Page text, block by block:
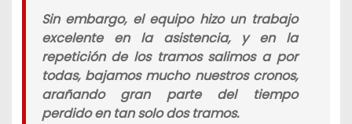
Sin embargo, el equipo hizo un trabajo
excelente en la asistencia, y en la
repetición de los tramos salimos a por
todas, bajamos mucho nuestros cronos,
arañando gran parte del tiempo
perdido en tan solo dos tramos.